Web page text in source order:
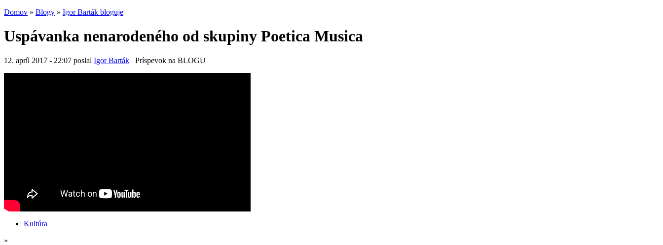
Domov » Blogy » Igor Barták bloguje
Uspávanka nenarodeného od skupiny Poetica Musica
12. apríl 2017 - 22:07 poslal Igor Barták Príspevok na BLOGU
Kultúra
»